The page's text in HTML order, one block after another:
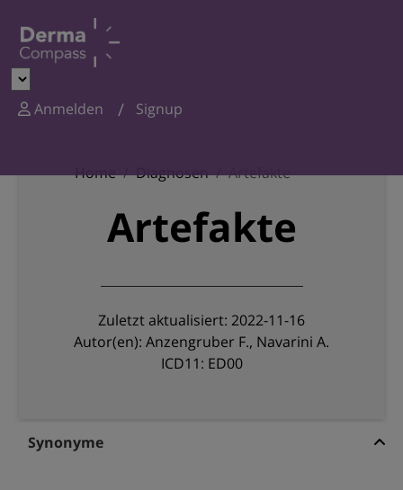
Anmelden Signup
Home Diagnosen Artefakte
Artefakte
Zuletzt aktualisiert: 2022-11-16
Autor(en): Anzengruber F., Navarini A.
ICD11: ED00
Synonyme